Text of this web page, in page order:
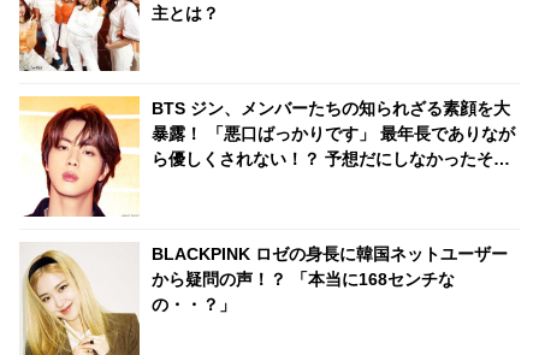
主とは？
BTS ジン、メンバーたちの知られざる素顔を大
暴露！ 「悪口ばっかりです」 最年長でありなが
ら優しくされない！？ 予想だにしなかったその
BLACKPINK ロゼの身長に韓国ネットユーザー
から疑問の声！？ 「本当に168センチな
の・・？」